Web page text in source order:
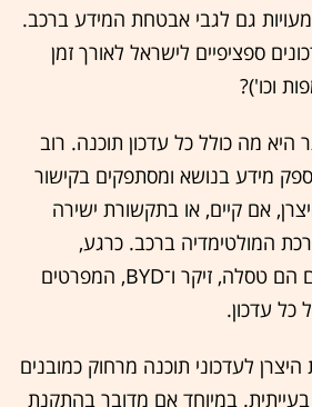
גם לגבי אבטחת המידע ברכב.
ספציפיים לישראל לאורך זמן
וכו')?
מה כולל כל עדכון תוכנה. רוב
מידע בנושא ומסתפקים בקישור
אם קיים, או בתקשורת ישירה
המולטימדיה ברכב. כרגע,
החריגים לטובה בתחום הם טסלה, זיקר ו־BYD, המפרטים
עדכון.
היצרן לעדכוני תוכנה מרחוק כמובנים
במיוחד אם מדובר בהתקנת